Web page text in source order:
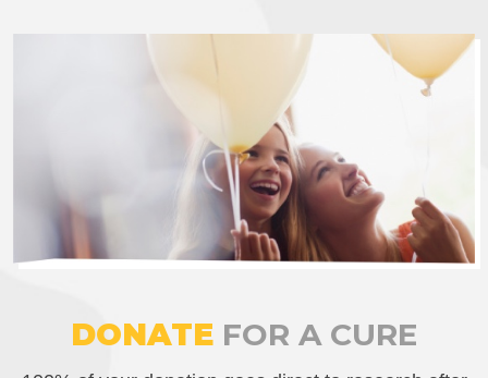
DONATE FOR A CURE